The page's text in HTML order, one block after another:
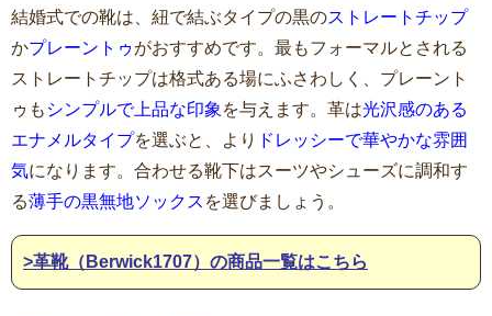
結婚式での靴は、紐で結ぶタイプの黒のストレートチップ
かプレーントゥ がおすすめです。最もフォーマルとされる
ストレートチップは格式ある場にふさわしく、プレーント
ゥも シンプルで上品な印象を与えます。革は光沢感のある
エナメルタイプを選ぶと、より ドレッシーで華やかな雰囲
気になります。合わせる靴下はスーツやシューズに調和す
る薄手の黒無地ソックス を選びましょう。
>革靴（Berwick1707）の商品一覧はこちら